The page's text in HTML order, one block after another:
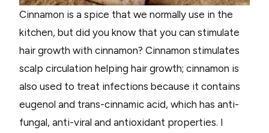
Cinnamon is a spice that we normally use in the
kitchen, but did you know that you can stimulate
hair growth with cinnamon? Cinnamon stimulates
scalp circulation helping hair growth; cinnamon is
also used to treat infections because it contains
eugenol and trans-cinnamic acid, which has anti-
fungal, anti-viral and antioxidant properties. I